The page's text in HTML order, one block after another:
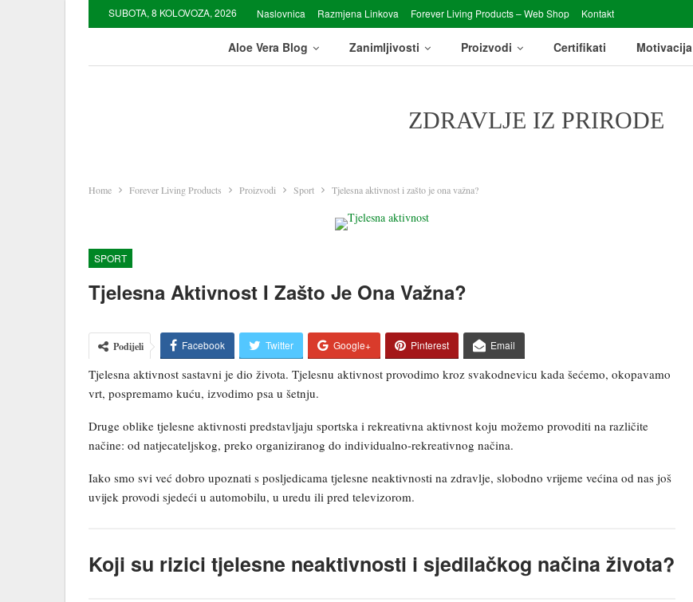
SUBOTA, 8 KOLOVOZA, 2026 Naslovnica Razmjena Linkova Forever Living Products – Web Shop Kontakt
Aloe Vera Blog Zanimljivosti Proizvodi Certifikati Motivacija
ZDRAVLJE IZ PRIRODE
Home Forever Living Products Proizvodi Sport Tjelesna aktivnost i zašto je ona važna?
SPORT
Tjelesna Aktivnost I Zašto Je Ona Važna?
Podijeli Facebook Twitter Google+ Pinterest Email
Tjelesna aktivnost sastavni je dio života. Tjelesnu aktivnost provodimo kroz svakodnevicu kada šećemo, okopavamo
vrt, pospremamo kuću, izvodimo psa u šetnju.
Druge oblike tjelesne aktivnosti predstavljaju sportska i rekreativna aktivnost koju možemo provoditi na različite
načine: od natjecateljskog, preko organiziranog do individualno-rekreativnog načina.
Iako smo svi već dobro upoznati s posljedicama tjelesne neaktivnosti na zdravlje, slobodno vrijeme većina od nas još
uvijek provodi sjedeći u automobilu, u uredu ili pred televizorom.
Koji su rizici tjelesne neaktivnosti i sjedilačkog načina života?